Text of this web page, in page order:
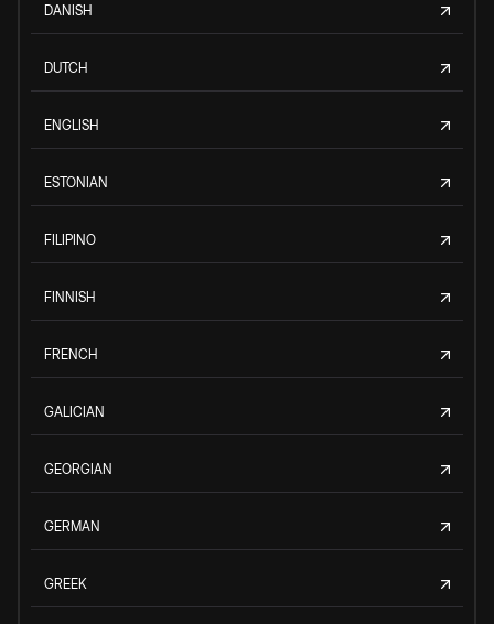
DANISH
DUTCH
ENGLISH
ESTONIAN
FILIPINO
FINNISH
FRENCH
GALICIAN
GEORGIAN
GERMAN
GREEK